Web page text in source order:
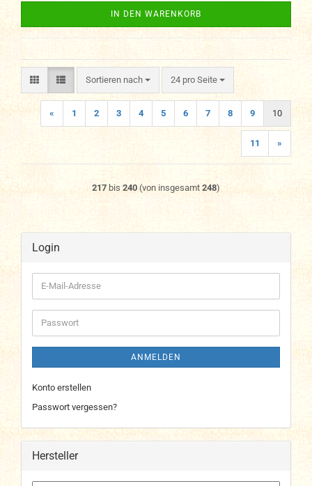
IN DEN WARENKORB
Sortieren nach
Sortieren nach 24 pro Seite
pro Seite
« 1 2 3 4 5 6 7 8 9 10
11 »
217bis 240 (von insgesamt 248)
Login
E-
Mail-
Adresse
Passwort
ANMELDEN
Konto erstellen
Passwort vergessen?
Hersteller